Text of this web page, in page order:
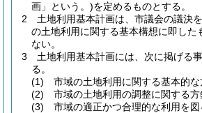
画」という。)を定めるものとする。
2
土地利用基本計画は、市議会の議決
の土地利用に関する基本構想に即した
ない。
3
土地利用基本計画には、次に掲げる
る。
(1)
市域の土地利用に関する基本的な
(2)
市域の土地利用の調整に関する方
(3)
市域の適正かつ合理的な利用を